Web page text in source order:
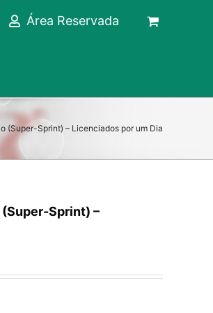
Área Reservada
(Super-Sprint) – Licenciados por um Dia
Sprint) –